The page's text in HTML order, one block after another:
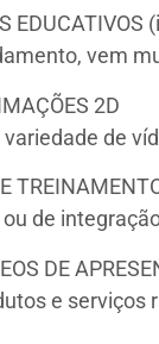
vem
2D
de
de
DE
e serviços